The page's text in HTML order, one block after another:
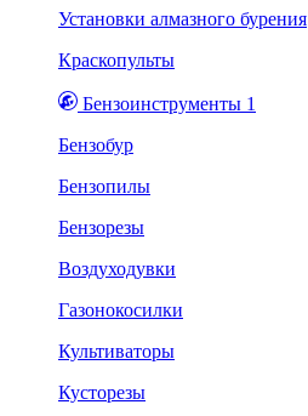
Установки алмазного бурения
Краскопульты
Бензоинструменты 1
Бензобур
Бензопилы
Бензорезы
Воздуходувки
Газонокосилки
Культиваторы
Кусторезы